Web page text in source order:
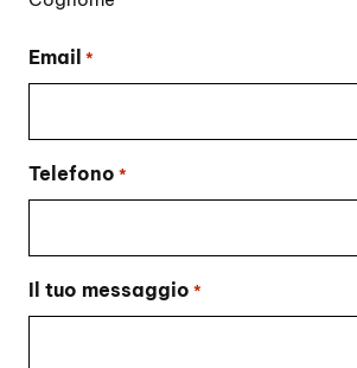
Email *
Telefono *
Il tuo messaggio *